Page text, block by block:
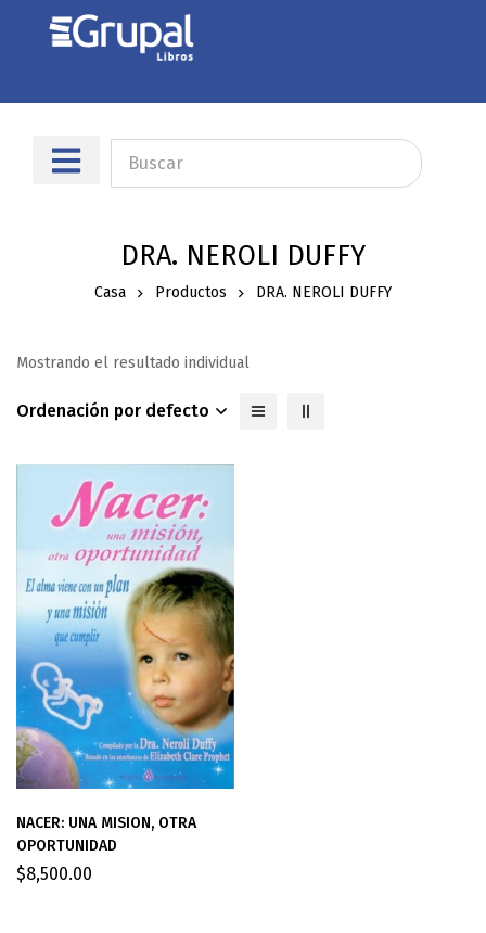
DRA. NEROLI DUFFY
Casa Productos DRA. NEROLI DUFFY
Mostrando el resultado individual
Ordenación por defecto
NACER: UNA MISION, OTRA
OPORTUNIDAD
$8,500.00